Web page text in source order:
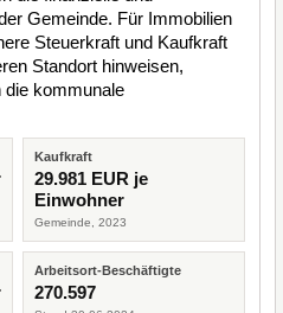
Gemeinde. Für Immobilien
Steuerkraft und Kaufkraft
Standort hinweisen,
die kommunale
Kaufkraft
29.981 EUR je
Einwohner
Gemeinde, 2023
Arbeitsort-Beschäftigte
270.597